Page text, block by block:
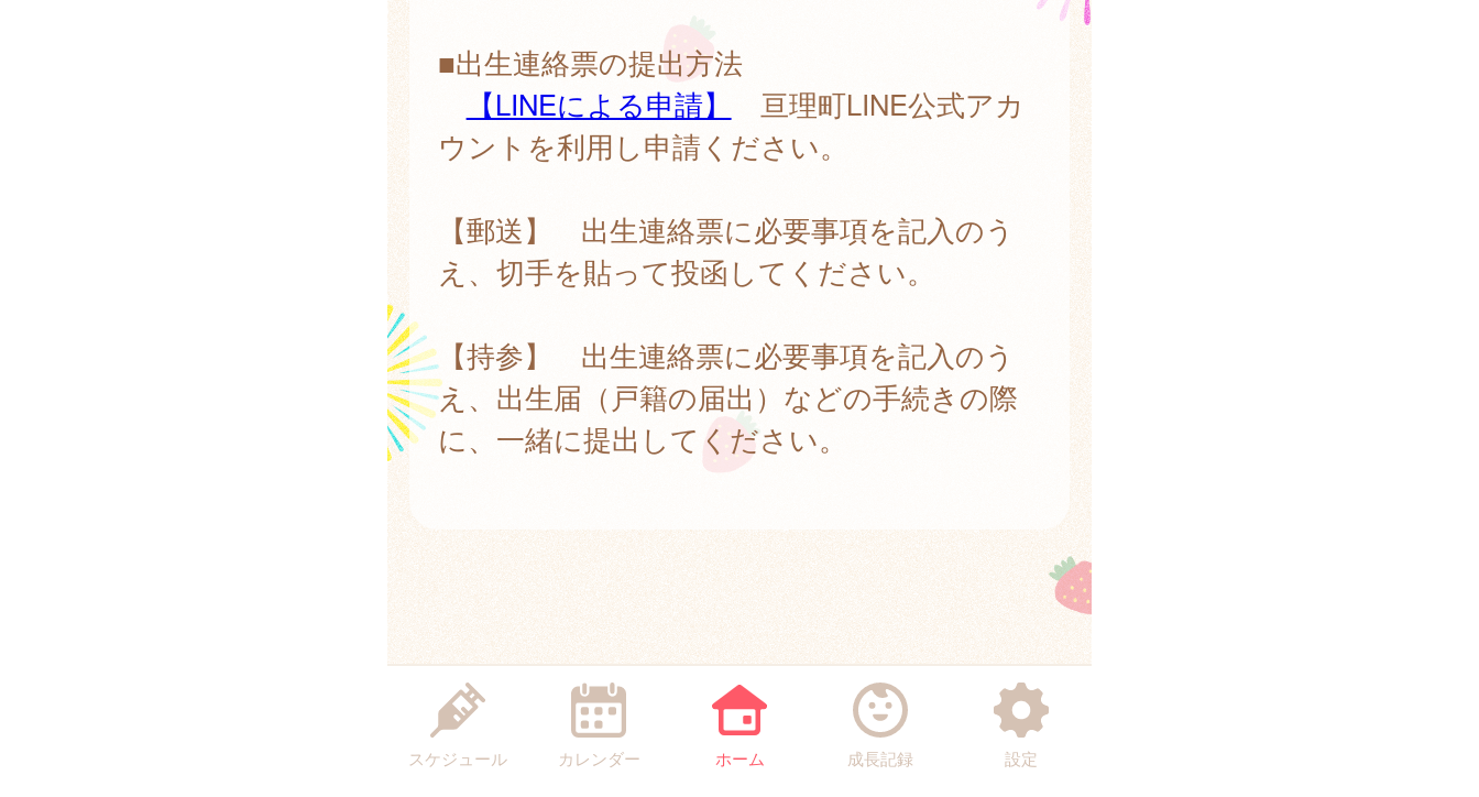
■出生連絡票の提出方法
【LINEによる申請】
亘理町LINE公式アカ
ウントを利用し申請ください。
【郵送】 出生連絡票に必要事項を記入のう
え、切手を貼って投函してください。
【持参】 出生連絡票に必要事項を記入のう
え、出生届（戸籍の届出）などの手続きの際
に、一緒に提出してください。
スケジュール カレンダー ホーム 成長記録 設定